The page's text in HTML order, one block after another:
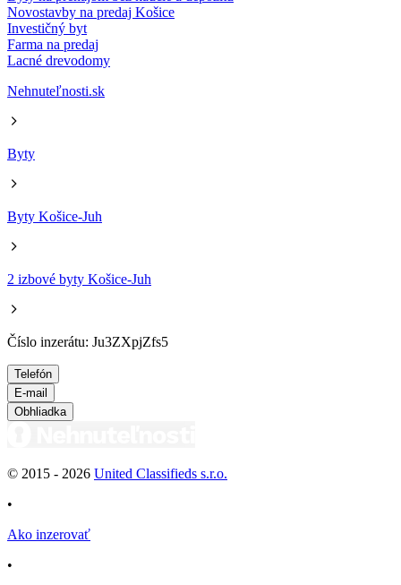
Novostavby na predaj Košice
Investičný byt
Farma na predaj
Lacné drevodomy
Nehnuteľnosti.sk
Byty
Byty Košice-Juh
2 izbové byty Košice-Juh
Číslo inzerátu: Ju3ZXpjZfs5
Telefón
E-mail
Obhliadka
© 2015 - 2026 United Classifieds s.r.o.
•
Ako inzerovať
•